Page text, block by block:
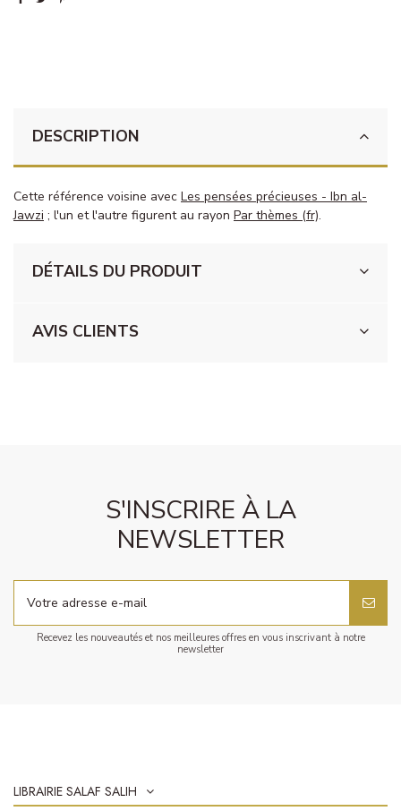
DESCRIPTION
Cette référence voisine avec Les pensées précieuses - Ibn al-
Jawzi ; l'un et l'autre figurent au rayon Par thèmes (fr).
DÉTAILS DU PRODUIT
AVIS CLIENTS
S'INSCRIRE À LA
NEWSLETTER
Recevez les nouveautés et nos meilleures offres en vous inscrivant à notre
newsletter
LIBRAIRIE SALAF SALIH